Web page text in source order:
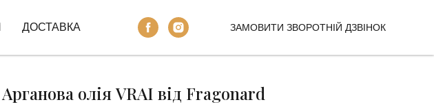
ДОСТАВКА ЗАМОВИТИ ЗВОРОТНІЙ ДЗВІНОК
Арганова олія VRAI від Fragonard